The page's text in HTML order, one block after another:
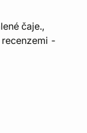
čaje.,
-